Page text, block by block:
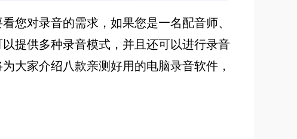
您对录音的需求，如果您是一名配音师、
提供多种录音模式，并且还可以进行录音
大家介绍八款亲测好用的电脑录音软件，